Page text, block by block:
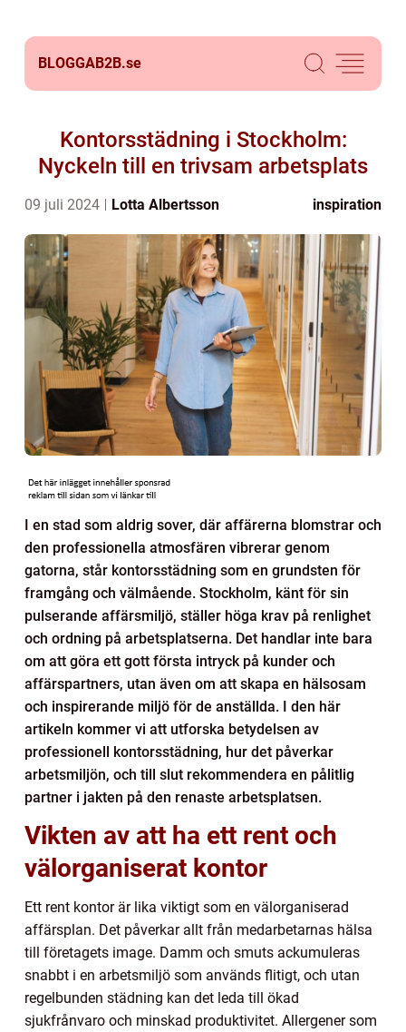
BLOGGAB2B.se
Kontorsstädning i Stockholm:
Nyckeln till en trivsam arbetsplats
09 juli 2024 Lotta Albertsson inspiration
I en stad som aldrig sover, där affärerna blomstrar och
den professionella atmosfären vibrerar genom
gatorna, står kontorsstädning som en grundsten för
framgång och välmående. Stockholm, känt för sin
pulserande affärsmiljö, ställer höga krav på renlighet
och ordning på arbetsplatserna. Det handlar inte bara
om att göra ett gott första intryck på kunder och
affärspartners, utan även om att skapa en hälsosam
och inspirerande miljö för de anställda. I den här
artikeln kommer vi att utforska betydelsen av
professionell kontorsstädning, hur det påverkar
arbetsmiljön, och till slut rekommendera en pålitlig
partner i jakten på den renaste arbetsplatsen.
Vikten av att ha ett rent och
välorganiserat kontor
Ett rent kontor är lika viktigt som en välorganiserad
affärsplan. Det påverkar allt från medarbetarnas hälsa
till företagets image. Damm och smuts ackumuleras
snabbt i en arbetsmiljö som används flitigt, och utan
regelbunden städning kan det leda till ökad
sjukfrånvaro och minskad produktivitet. Allergener som